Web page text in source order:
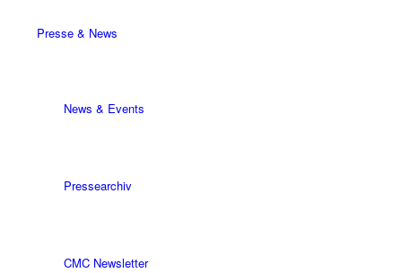
Presse & News
News & Events
Pressearchiv
CMC Newsletter